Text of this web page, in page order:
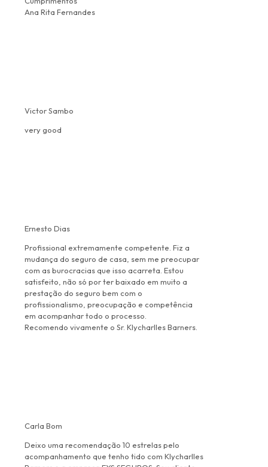
Ana Rita Fernandes
Victor Sambo
very good
Ernesto Dias
Profissional extremamente competente. Fiz a
mudança do seguro de casa, sem me preocupar
com as burocracias que isso acarreta. Estou
satisfeito, não só por ter baixado em muito a
prestação do seguro bem com o
profissionalismo, preocupação e competência
em acompanhar todo o processo.
Recomendo vivamente o Sr. Klycharlles Barners.
Carla Bom
Deixo uma recomendação 10 estrelas pelo
acompanhamento que tenho tido com Klycharlles